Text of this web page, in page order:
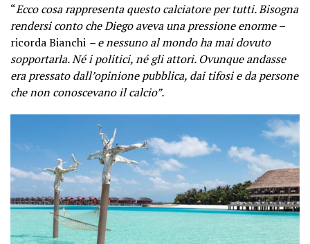
“Ecco cosa rappresenta questo calciatore per tutti. Bisogna
rendersi conto che Diego aveva una pressione enorme –
ricorda Bianchi – e nessuno al mondo ha mai dovuto
sopportarla. Né i politici, né gli attori. Ovunque andasse
era pressato dall’opinione pubblica, dai tifosi e da persone
che non conoscevano il calcio”.